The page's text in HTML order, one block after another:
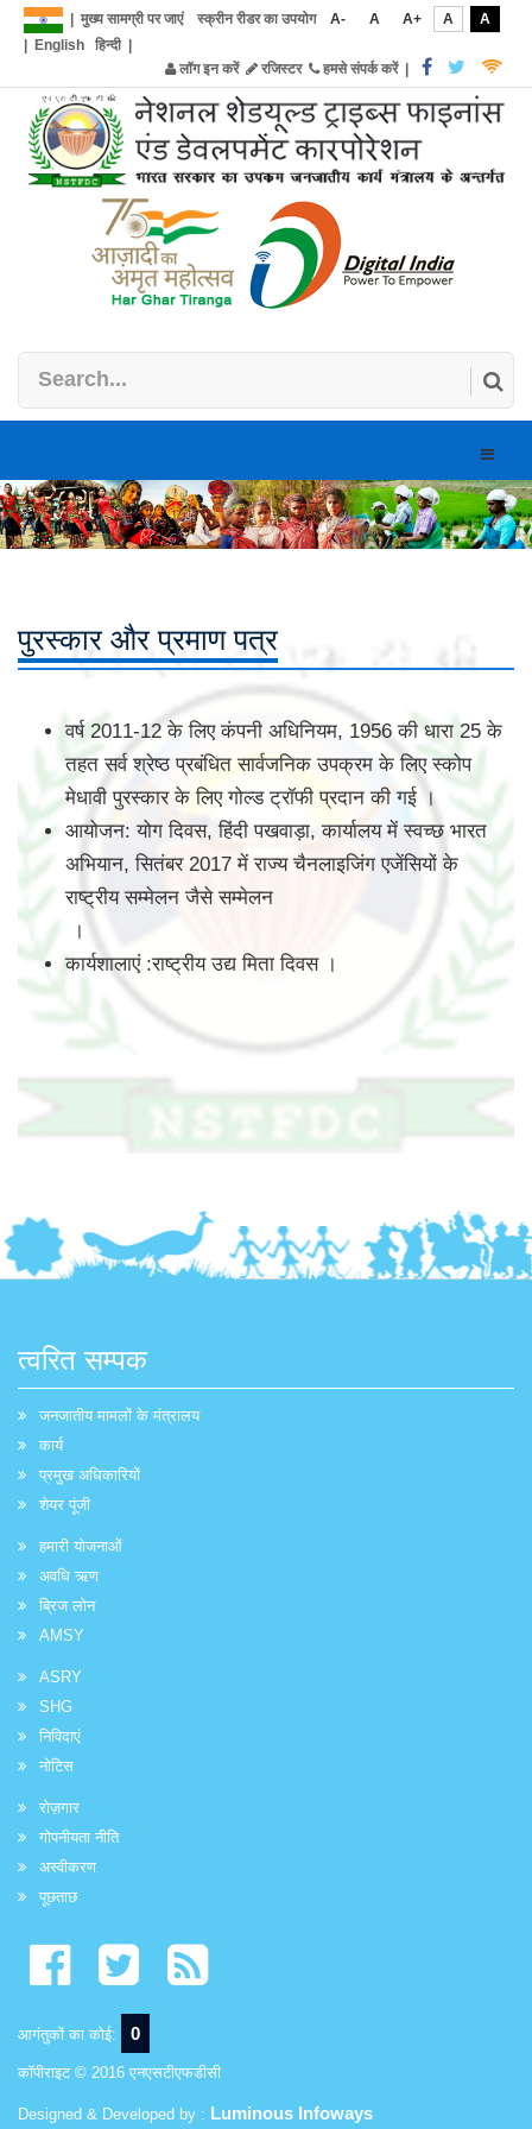
मुख्य सामग्री पर जाएं स्क्रीन रीडर का उपयोग A- A A+ A
A
English हिन्दी|
लॉग इन करें
रजिस्टर हमसे संपर्क करें|
Toggle
पुरस्कार और प्रमाण पत्र
वर्ष 2011-12 के लिए कंपनी अधिनियम, 1956 की धारा 25 के
तहत सर्व श्रेष्ठ प्रबंधित सार्वजनिक उपक्रम के लिए स्कोप
मेधावी पुरस्कार के लिए गोल्ड ट्रॉफी प्रदान की गई ।
आयोजन: योग दिवस, हिंदी पखवाड़ा, कार्यालय में स्वच्छ भारत
अभियान, सितंबर 2017 में राज्य चैनलाइजिंग एजेंसियों के
राष्ट्रीय सम्मेलन जैसे सम्मेलन
।
कार्यशालाएं :राष्ट्रीय उद्य मिता दिवस ।
त्वरित सम्पक
जनजातीय मामलों के मंत्रालय
कार्य
प्रमुख अधिकारियों
शेयर पूंजी
हमारी योजनाओं
अवधि ऋण
ब्रिज लोन
AMSY
ASRY
SHG
निविदाएं
नोटिस
रोज़गार
गोपनीयता नीति
अस्वीकरण
पूछताछ
आगंतुकों का कोई: 0
कॉपीराइट © 2016 एनएसटीएफडीसी
Designed & Developed by : Luminous Infoways